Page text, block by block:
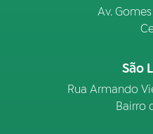
Av. Gomes
São
Rua Armando
Bairro